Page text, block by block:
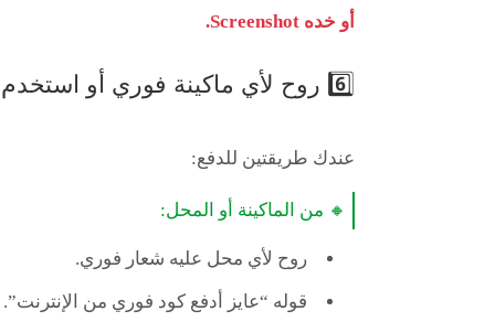
أو خده Screenshot.
6️⃣ روح لأي ماكينة فوري أو استخدم تطبيق MyFawry
عندك طريقتين للدفع:
🔸 من الماكينة أو المحل:
روح لأي محل عليه شعار فوري.
قوله “عايز أدفع كود فوري من الإنترنت”.